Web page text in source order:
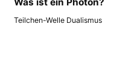
Teilchen-Welle Dualismus